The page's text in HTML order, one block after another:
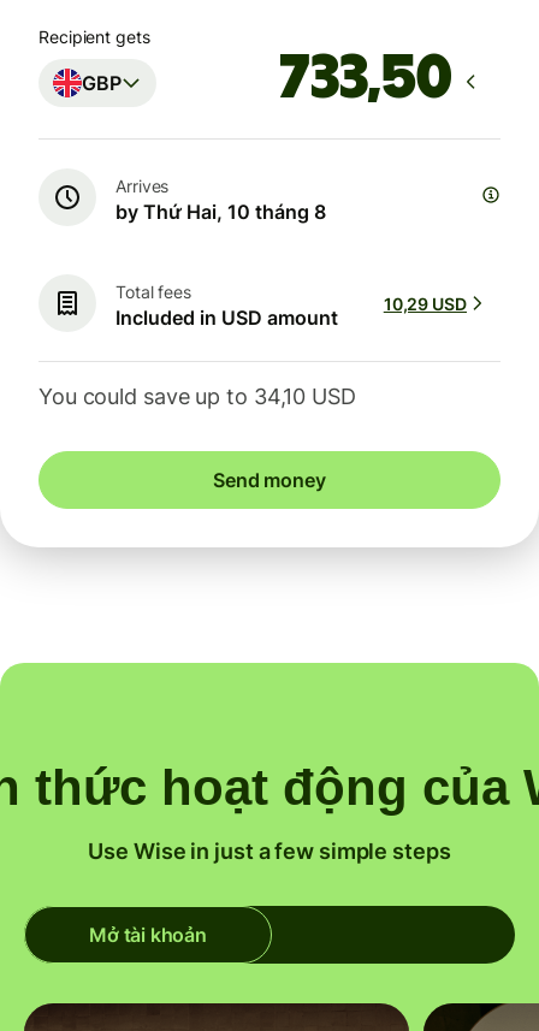
Recipient gets
GBP
Arrives
by Thứ Hai, 10 tháng 8
Total fees
Included in USD amount
10,29 USD
You could save up to 34,10 USD
Send money
thức hoạt động của
Use Wise in just a few simple steps
Mở tài khoản